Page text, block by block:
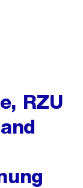
RZU